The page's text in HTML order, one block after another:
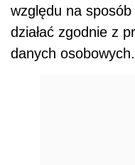
względu na
działać zgodnie z
danych osobowych.